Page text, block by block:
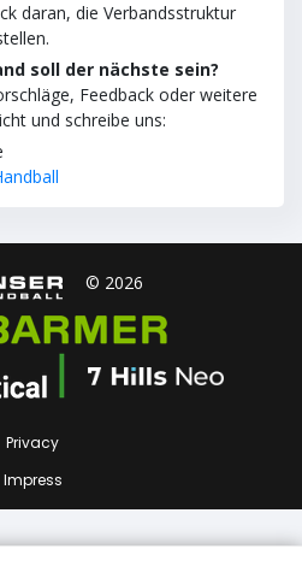
daran, die Verbandsstruktur
soll der nächste sein?
Feedback oder weitere
und schreibe uns:
© 2026
Privacy
Impress